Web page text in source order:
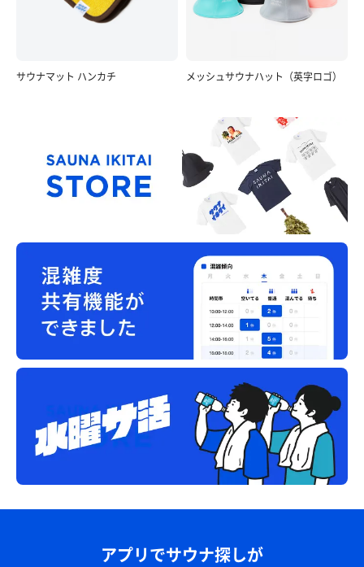
サウナマット ハンカチ メッシュサウナハット（英字ロゴ）
アプリでサウナ探しが